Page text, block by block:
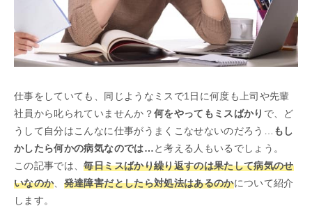
仕事をしていても、同じようなミスで1日に何度も上司や先輩
社員から叱られていませんか？何をやってもミスばかり で、ど
うして自分はこんなに仕事がうまくこなせないのだろう…
もし
かしたら何かの病気なのでは…と考える人もいるでしょう。
この記事では、毎日ミスばかり繰り返すのは果たして病気のせ
いなのか、 発達障害だとしたら対処法はあるのかについて紹介
します。